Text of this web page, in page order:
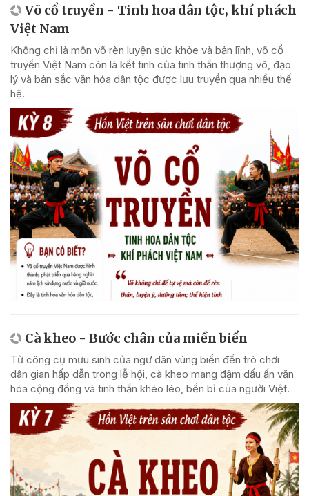
Võ cổ truyền - Tinh hoa dân tộc, khí phách
Việt Nam
Không chỉ là môn võ rèn luyện sức khỏe và bản lĩnh, võ cổ
truyền Việt Nam còn là kết tinh của tinh thần thượng võ, đạo
lý và bản sắc văn hóa dân tộc được lưu truyền qua nhiều thế
hệ.
Cà kheo - Bước chân của miền biển
Từ công cụ mưu sinh của ngư dân vùng biển đến trò chơi
dân gian hấp dẫn trong lễ hội, cà kheo mang đậm dấu ấn văn
hóa cộng đồng và tinh thần khéo léo, bền bỉ của người Việt.